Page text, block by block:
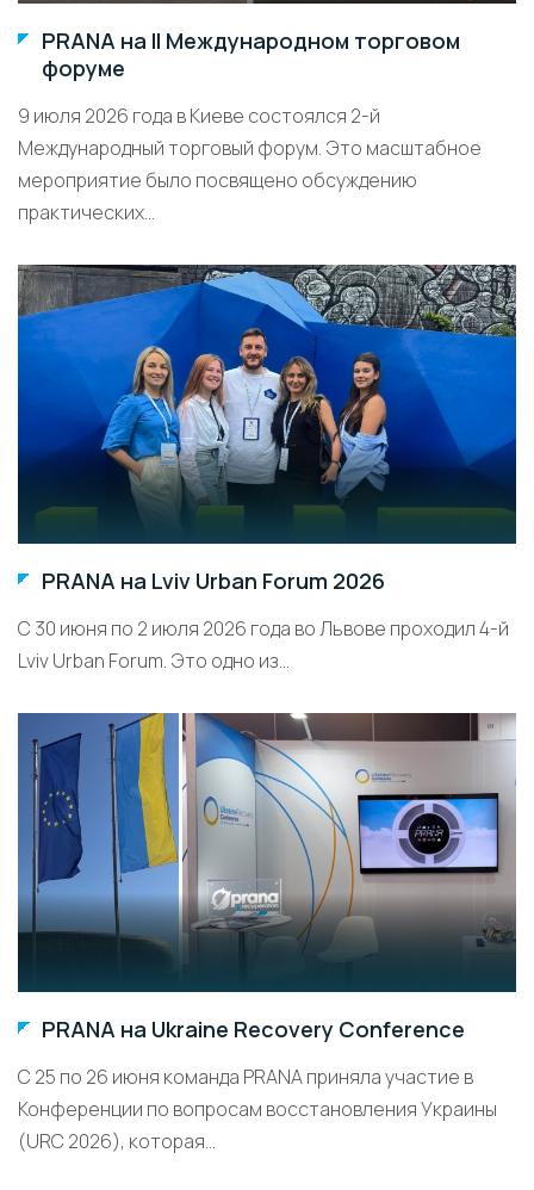
PRANA на II Международном торговом
форуме
9 июля 2026 года в Киеве состоялся 2-й
Международный торговый форум. Это масштабное
мероприятие было посвящено обсуждению
практических...
PRANA на Lviv Urban Forum 2026
С 30 июня по 2 июля 2026 года во Львове проходил 4-й
Lviv Urban Forum. Это одно из...
PRANA на Ukraine Recovery Conference
С 25 по 26 июня команда PRANA приняла участие в
Конференции по вопросам восстановления Украины
(URC 2026), которая...